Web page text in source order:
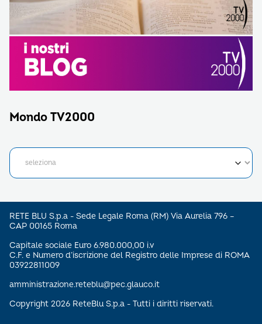
Mondo TV2000
RETE BLU S.p.a - Sede Legale Roma (RM) Via Aurelia 796 –
CAP 00165 Roma
Capitale sociale Euro 6.980.000,00 i.v
C.F. e Numero d’iscrizione del Registro delle Imprese di ROMA
03922811009
amministrazione.reteblu@pec.glauco.it
Copyright 2026 ReteBlu S.p.a - Tutti i diritti riservati.